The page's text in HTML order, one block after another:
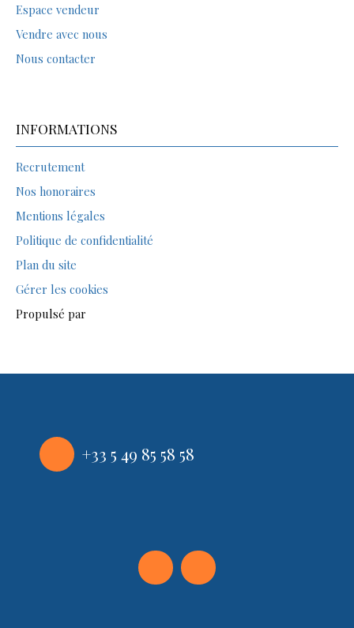
Espace vendeur
Vendre avec nous
Nous contacter
INFORMATIONS
Recrutement
Nos honoraires
Mentions légales
Politique de confidentialité
Plan du site
Gérer les cookies
Propulsé par
+33 5 49 85 58 58